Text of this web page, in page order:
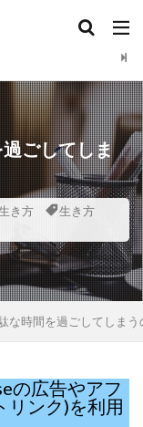
ごしてしま
き方
生き方
な時間を過ごしてしまう
の広告やアフ
リンク)を利用